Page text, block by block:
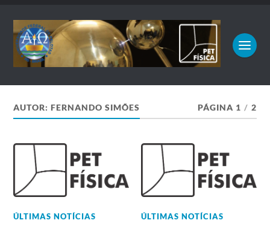
AUTOR:FERNANDO SIMÕES PÁGINA 1 / 2
ÚLTIMAS NOTÍCIAS ÚLTIMAS NOTÍCIAS